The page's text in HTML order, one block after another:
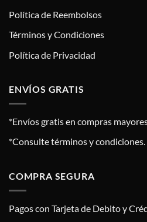
Política de Reembolsos
Términos y Condiciones
Política de Privacidad
ENVÍOS GRATIS
*Envíos gratis en compras
*Consulte términos y condiciones.
COMPRA SEGURA
Pagos con Tarjeta de Debito y